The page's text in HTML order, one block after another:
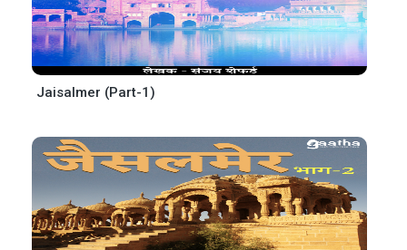
Jaisalmer (Part-1)